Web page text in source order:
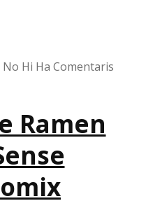
No Hi Ha Comentaris
Ramen